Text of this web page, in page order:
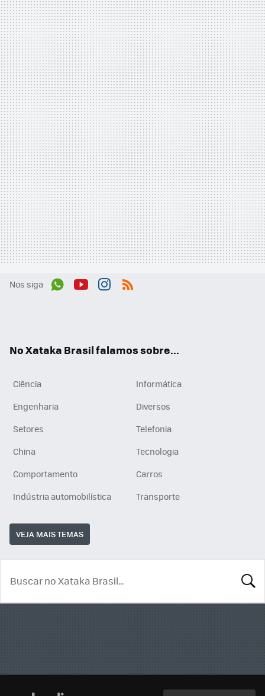
Nos siga
No Xataka Brasil falamos sobre...
Ciência
Informática
Engenharia
Diversos
Setores
Telefonia
China
Tecnologia
Comportamento
Carros
Indústria automobilística
Transporte
VEJA MAIS TEMAS